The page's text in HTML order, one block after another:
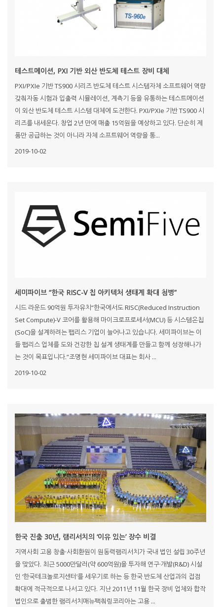
테스트메이션, PXI 기반 외산 반도체 테스트 장비 대체
PXI/PXIe 기반 TS900 시리즈 반도체 테스트 시스템자체 소프트웨어 역량
갖춰자동 시험과 입출력 시뮬레이션, 계측기 등을 유통하는 테스트메이션
이 외산 반도체 테스트 시스템 대체에 도전한다. PXI/PXIe 기반 TS900 시
리즈를 내세운다. 창업 2년 만에 매출 15억원을 예상하고 있다. 단순히 제
품만 공급하는 것이 아니라 자체 소프트웨어 역량을 통...
2019-10-02
세미파이브 “한국 RISC-V 칩 아키텍처 생태계 확대 첨병”
시드 라운드 90억원 투자유치“한국에서도 RISC(Reduced Instruction
Set Compute)-V 코어를 활용해 마이크로프로세서(MCU) 등 시스템온칩
(SoC)을 설계하려는 팹리스 기업이 늘어나고 있습니다. 세미파이브는 이
들 팹리스 업체를 도와 건강한 칩 설계 생태계를 만들고 함께 성장해나가
는 것이 목표입니다.”조명현 세미파이브 대표는 회사 ...
2019-10-02
한국 진출 30년, 램리서치의 ‘이유 있는’ 장수 비결
지역사회 고용 창출·사회환원이 원동력램리서치가 국내 법인 설립 30주년
을 맞았다. 최근 5000만달러(약 600억원)을 투자해 연구·개발(R&D) 시설
인 ‘한국테크놀로지센터’를 세우기로 하는 등 한국 반도체 산업과의 접점
확대에 적극적으로 나서고 있다. 지난 2011년 11월 한국 장비 업체와 합작
법인으로 출범한 램리서치매뉴팩춰링코리아는 고용 ...